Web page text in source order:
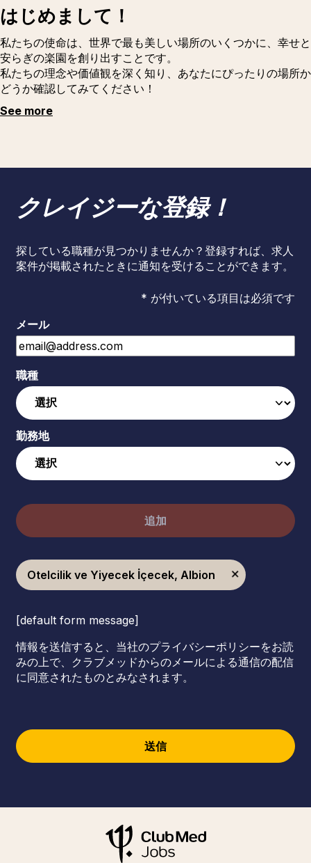
はじめまして！
私たちの使命は、世界で最も美しい場所のいくつかに、幸せと
安らぎの楽園を創り出すことです。
私たちの理念や価値観を深く知り、あなたにぴったりの場所か
どうか確認してみてください！
See more
クレイジーな登録！
探している職種が見つかりませんか？登録すれば、求人
案件が掲載されたときに通知を受けることができます。
* が付いている項目は必須です
メール
職種
勤務地
追加
Otelcilik ve Yiyecek İçecek, Albion
[default form message]
情報を送信すると、当社のプライバシーポリシーをお読
みの上で、クラブメッドからのメールによる通信の配信
に同意されたものとみなされます。
送信